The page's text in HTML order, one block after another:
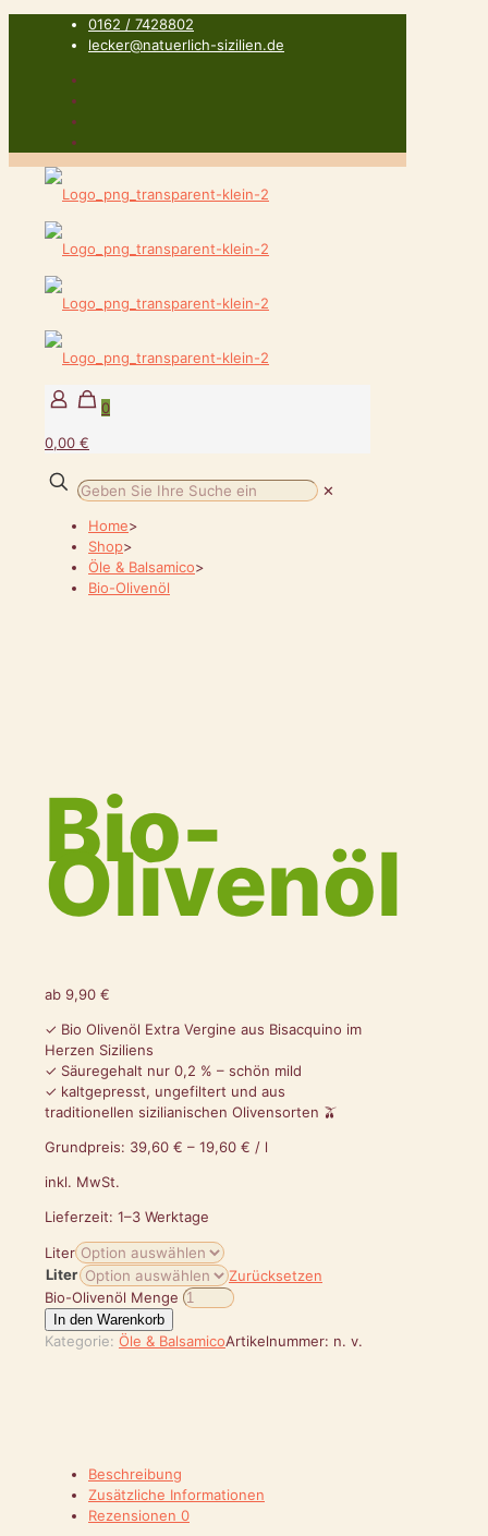
0162 / 7428802
lecker@natuerlich-sizilien.de
0
0,00 €
✕
Home>
Shop>
Öle & Balsamico>
Bio-Olivenöl
Bio-
Olivenöl
ab 9,90 €
✓ Bio Olivenöl Extra Vergine aus Bisacquino im
Herzen Siziliens
✓ Säuregehalt nur 0,2 % – schön mild
✓ kaltgepresst, ungefiltert und aus
traditionellen sizilianischen Olivensorten 🫒
Grundpreis: 39,60 € – 19,60 € / l
inkl. MwSt.
Lieferzeit: 1–3 Werktage
Liter
Liter
Zurücksetzen
Bio-Olivenöl Menge
In den Warenkorb
Kategorie: Öle & BalsamicoArtikelnummer: n. v.
Beschreibung
Zusätzliche Informationen
Rezensionen 0